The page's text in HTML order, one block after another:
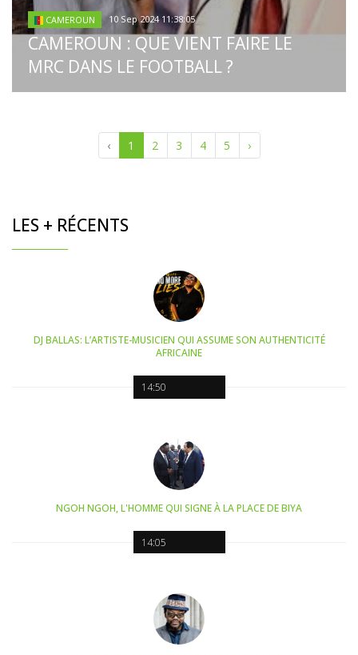
CAMEROUN 10 Sep 2024 11:38:05
CAMEROUN : QUE VIENT FAIRE LE
MRC DANS LE FOOTBALL ?
‹ 1 2 3 4 5 ›
LES + RÉCENTS
14:50
DJ BALLAS: L’ARTISTE-MUSICIEN QUI ASSUME SON AUTHENTICITÉ
AFRICAINE
14:05
NGOH NGOH, L'HOMME QUI SIGNE À LA PLACE DE BIYA